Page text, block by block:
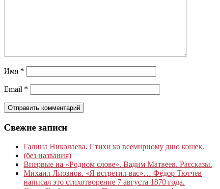
Имя *
Email *
Свежие записи
Галина Николаева. Стихи ко всемирному дню кошек.
(без названия)
Впервые на «Родном слове». Вадим Матвеев. Рассказы.
Михаил Лиознов. «Я встретил вас»… Фёдор Тютчев
написал это стихотворение 7 августа 1870 года.